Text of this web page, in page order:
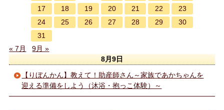
17
18 19 20 21 22
23
24
25 26 27 28 29
30
31
« 7月
9月 »
8月9日
【りぼんかん】教えて！助産師さん～家族であかちゃんを
迎える準備をしよう（沐浴・抱っこ体験）～